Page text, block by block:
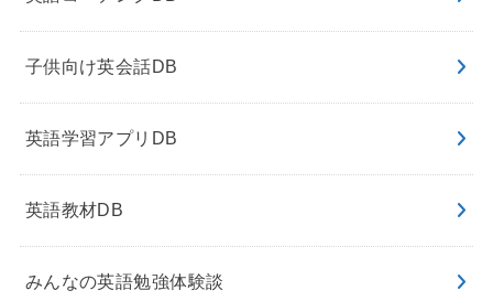
子供向け英会話DB
英語学習アプリDB
英語教材DB
みんなの英語勉強体験談